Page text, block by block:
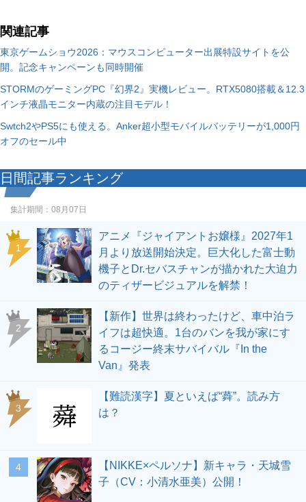
関連記事
東京ゲームショウ2026：マウスコンピューター出展特設サイトを公
開。記念キャンペーンも同時開催
STORMのゲーミングPC『幻界2』実機レビュー。RTX5080搭載＆12.3
インチ液晶モニター内蔵の注目モデル！
Swtch2やPS5にも使える。Anker超小型モバイルバッテリーが1,000円
オフのセール中
日間記事ランキング
集計期間： 08月07日
1
アニメ『ジャイアントお嬢様』2027年1
月より放送開始決定。巨大化した富士動
機子とDr.セバスチャンが描かれた大迫力
のティザービジュアルを解禁！
2
【新作】世界は終わったけど、車中泊ラ
イフは超快適。1台のバンを我が家にす
るコージー終末サバイバル『In the
Van』発表
3
【難読漢字】夏といえば“蕣”。読み方
は？
4
【NIKKE×ペルソナ】新キャラ・天城雪
子（CV：小清水亜美）公開！